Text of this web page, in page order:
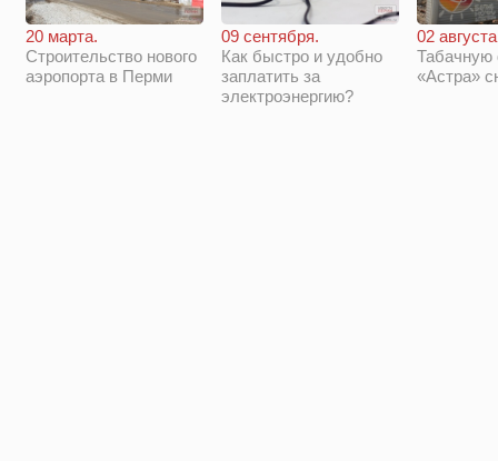
20 марта.
Строительство нового
аэропорта в Перми
09 сентября.
Как быстро и удобно
заплатить за
электроэнергию?
02
Табачную
«Астра»